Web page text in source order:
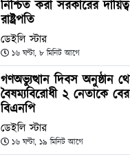
নিশ্চিত করা সরকারের
রাষ্ট্রপতি
ডেইলি স্টার
১৬ ঘণ্টা, ৮ মিনিট আগে
গণঅভ্যুত্থান দিবস অনুষ্ঠান
বৈষম্যবিরোধী ২ নেতাকে
বিএনপি
ডেইলি স্টার
১৬ ঘণ্টা, ১৯ মিনিট আগে